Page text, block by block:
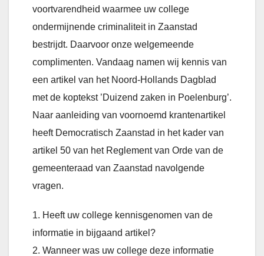
voortvarendheid waarmee uw college
ondermijnende criminaliteit in Zaanstad
bestrijdt. Daarvoor onze welgemeende
complimenten. Vandaag namen wij kennis van
een artikel van het Noord-Hollands Dagblad
met de koptekst ’Duizend zaken in Poelenburg’.
Naar aanleiding van voornoemd krantenartikel
heeft Democratisch Zaanstad in het kader van
artikel 50 van het Reglement van Orde van de
gemeenteraad van Zaanstad navolgende
vragen.
1. Heeft uw college kennisgenomen van de
informatie in bijgaand artikel?
2. Wanneer was uw college deze informatie